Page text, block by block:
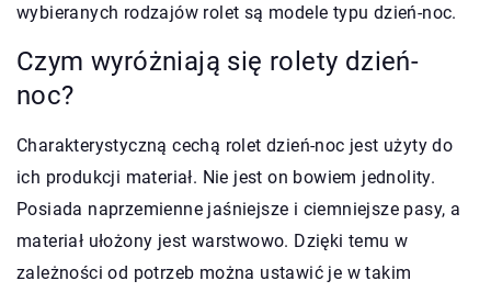
wybieranych rodzajów rolet są modele typu dzień-noc.
Czym wyróżniają się rolety dzień-
noc?
Charakterystyczną cechą rolet dzień-noc jest użyty do
ich produkcji materiał. Nie jest on bowiem jednolity.
Posiada naprzemienne jaśniejsze i ciemniejsze pasy, a
materiał ułożony jest warstwowo. Dzięki temu w
zależności od potrzeb można ustawić je w takim